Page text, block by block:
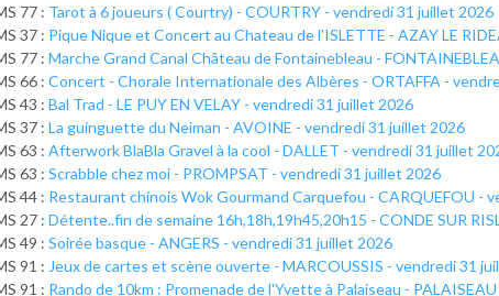
77 : Tarot à 6 joueurs ( Courtry) - COURTRY - vendredi 31 juillet 2026
37 : Pique Nique et Concert au Chateau de l'ISLETTE - AZAY LE
77 :Marche Grand Canal Château de Fontainebleau -
66 :Concert - Chorale Internationale des Albères - ORTAFFA -
43 :Bal Trad - LE PUY EN VELAY - vendredi 31 juillet 2026
37 :La guinguette du Neiman - AVOINE - vendredi 31 juillet 2026
63 :Afterwork BlaBla Gravel à la cool - DALLET - vendredi 31 juillet
63 :Scrabble chez moi - PROMPSAT - vendredi 31 juillet 2026
44 : Restaurant chinois Wok Gourmand Carquefou - CARQUEFOU -
27 :Détente..fin de semaine 16h,18h,19h45,20h15 - CONDE SUR
49 :Soirée basque - ANGERS - vendredi 31 juillet 2026
91 : Jeux de cartes et scène ouverte - MARCOUSSIS - vendredi 31
91 : Rando de 10km : Promenade de l'Yvette à Palaiseau -